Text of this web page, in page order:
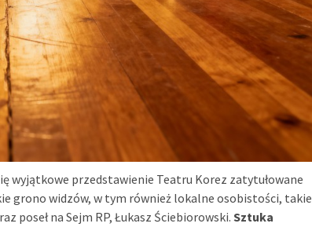
wyjątkowe przedstawienie Teatru Korez zatytułowane
grono widzów, w tym również lokalne osobistości, takie
poseł na Sejm RP, Łukasz Ściebiorowski. Sztuka